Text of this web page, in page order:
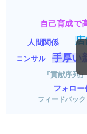
手厚い
店
自己育成で
フォロー
人間関係
コンサル
『貢献序列』
フィードバック